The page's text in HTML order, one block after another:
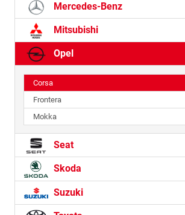
Mercedes-Benz
Mitsubishi
Opel
Corsa
Frontera
Mokka
Seat
Skoda
Suzuki